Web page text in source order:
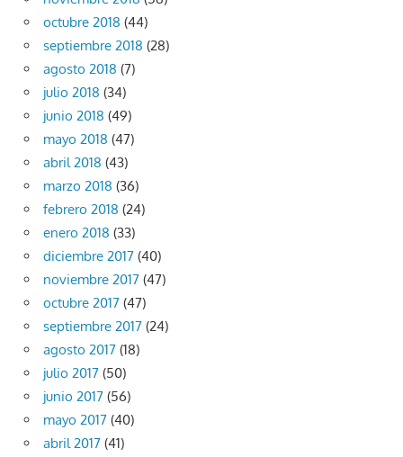
octubre 2018 (44)
septiembre 2018 (28)
agosto 2018 (7)
julio 2018 (34)
junio 2018 (49)
mayo 2018 (47)
abril 2018 (43)
marzo 2018 (36)
febrero 2018 (24)
enero 2018 (33)
diciembre 2017 (40)
noviembre 2017 (47)
octubre 2017 (47)
septiembre 2017 (24)
agosto 2017 (18)
julio 2017 (50)
junio 2017 (56)
mayo 2017 (40)
abril 2017 (41)